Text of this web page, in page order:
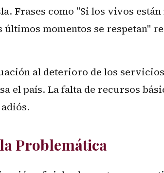
Frases como "Si los vivos están
momentos se respetan"
al deterioro de los
el país. La falta de recursos
Problemática